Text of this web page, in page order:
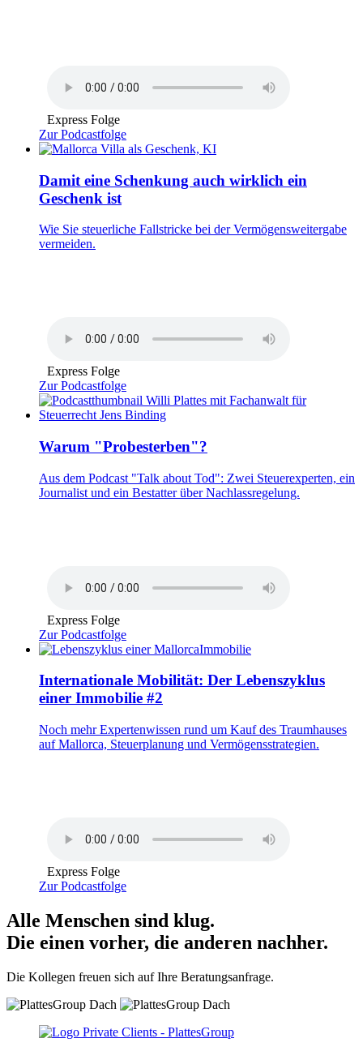
Express Folge
Zur Podcastfolge
Damit eine Schenkung auch wirklich ein
Geschenk ist
Wie Sie steuerliche Fallstricke bei der Vermögensweitergabe
vermeiden.
Express Folge
Zur Podcastfolge
Warum "Probesterben"?
Aus dem Podcast "Talk about Tod": Zwei Steuerexperten, ein
Journalist und ein Bestatter über Nachlassregelung.
Express Folge
Zur Podcastfolge
Internationale Mobilität: Der Lebenszyklus
einer Immobilie #2
Noch mehr Expertenwissen rund um Kauf des Traumhauses
auf Mallorca, Steuerplanung und Vermögensstrategien.
Express Folge
Zur Podcastfolge
Alle Menschen sind klug.
Die einen vorher, die anderen nachher.
Die Kollegen freuen sich auf Ihre Beratungsanfrage.